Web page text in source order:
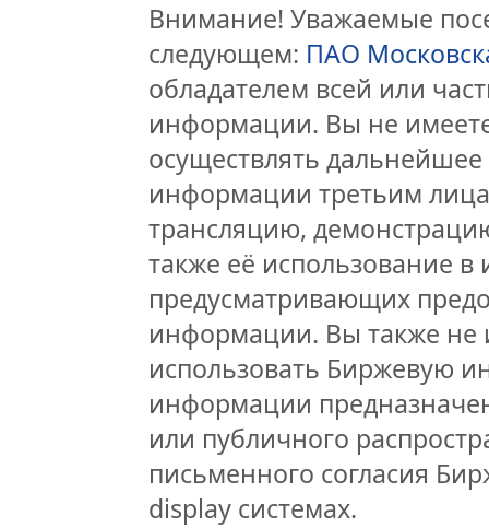
Внимание! Уважаемые
следующем: ПАО
обладателем всей или
информации. Вы не
осуществлять
информации третьим
трансляцию,
также её использование
предусматривающих
информации. Вы также не
использовать Биржевую
информации
или публичного
письменного согласия
display системах.